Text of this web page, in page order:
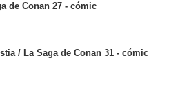
de Conan 27 - cómic
/ La Saga de Conan 31 - cómic